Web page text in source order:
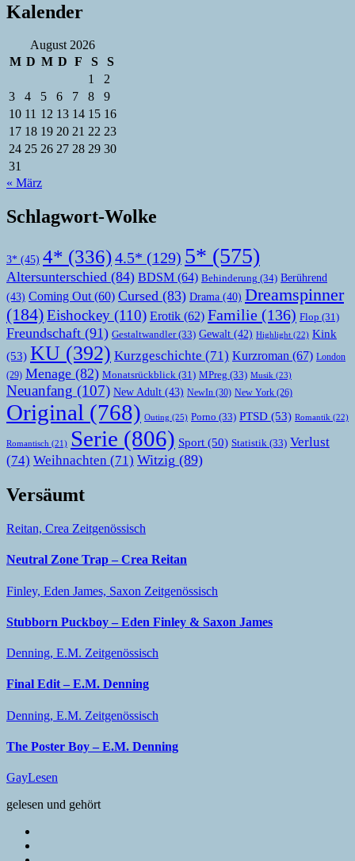
Kalender
August 2026
M D M D F S
S
1
2
3
4 5 6 7 8
9
10 11 12 13 14 15 16
17 18 19 20 21 22 23
24 25 26 27 28 29 30
31
« März
Schlagwort-Wolke
3* (45) 4* (336)4.5* (129) 5* (575)
Altersunterschied (84) BDSM (64) Behinderung (34) Berührend
(43) Coming Out (60) Cursed (83) Drama (40) Dreamspinner
(184)Eishockey (110) Erotik (62) Familie (136) Flop (31)
Freundschaft (91) Gestaltwandler(33) Gewalt (42) Highlight (22) Kink
(53) KU (392) Kurzgeschichte (71) Kurzroman (67) London
(29) Menage (82) Monatsrückblick (31) MPreg (33) Musik (23)
Neuanfang (107) New Adult (43) NewIn (30) New York (26)
Original (768) Outing (25) Porno (33) PTSD (53) Romantik (22)
Romantisch (21) Serie (806) Sport (50) Statistik (33) Verlust
(74) Weihnachten (71) Witzig (89)
Versäumt
Reitan, Crea Zeitgenössisch
Neutral Zone Trap – Crea Reitan
Finley, Eden James, Saxon Zeitgenössisch
Stubborn Puckboy – Eden Finley & Saxon James
Denning, E.M. Zeitgenössisch
Final Edit – E.M. Denning
Denning, E.M. Zeitgenössisch
The Poster Boy – E.M. Denning
GayLesen
gelesen und gehört